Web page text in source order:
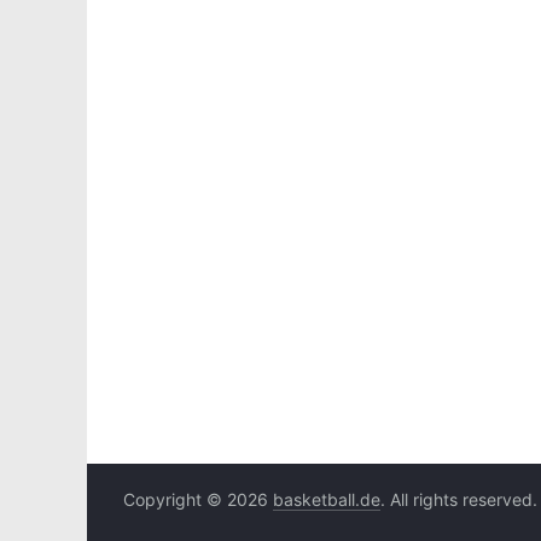
Copyright © 2026 basketball.de. All rights reserved.